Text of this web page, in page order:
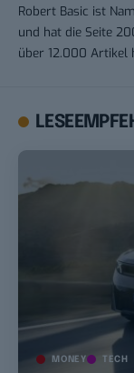
Robert Basic ist
und hat die Seite
über 12.000 Artikel
MONEY TECH